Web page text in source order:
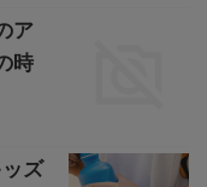
ア
時
ズ